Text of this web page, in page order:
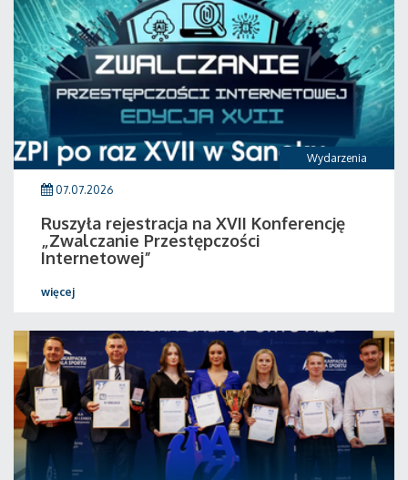
Wydarzenia
07.07.2026
Ruszyła rejestracja na XVII Konferencję
„Zwalczanie Przestępczości
Internetowej”
więcej